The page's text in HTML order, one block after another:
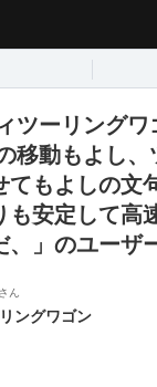
ツーリング
移動もよし、
てもよしの文
も安定して高
、」のユーザ
さん
ングワゴン